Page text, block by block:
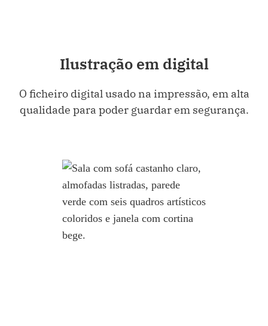
Ilustração em digital
O ficheiro digital usado na impressão, em alta
qualidade para poder guardar em segurança.